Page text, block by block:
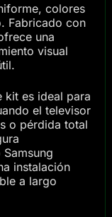
colores
Fabricado con
una
visual
kit es ideal para
el televisor
o pérdida total
instalación
a largo